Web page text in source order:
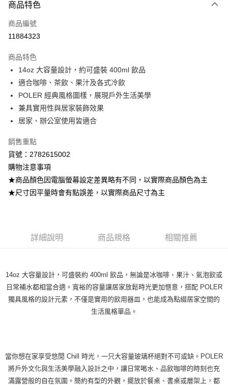
信用卡一次付款
超商取貨付款
Apple Pay
街口支付
悠遊付
ATM付款
全家取貨付款
每筆NT$80，滿NT$799(含以上)免運費
付款後全家取貨
每筆NT$80，滿NT$799(含以上)免運費
宅配
每筆NT$100，滿NT$799(含以上)免運費
商品特色
商品編號
11884323
商品特色
14oz 大容量設計，約可盛裝 400ml 飲品
適合咖啡、茶飲、果汁及各式冷飲
POLER 經典風格圖樣，展現戶外生活美學
兼具實用性與居家裝飾效果
居家、辦公室使用皆適合
銷售重點
貨號：2782615002
購物注意事項
★商品顏色因電腦螢幕設定差異略有不同，以實際商品顏色為主
★尺寸因平量時會有點誤差，以實際商品尺寸為主
詳細說明 商品規格 相關推薦
14oz 大容量設計，可盛裝約 400ml 飲品，無論是冰咖啡、果汁、氣泡飲或
日常補水都相當合適。寬裕的容量讓居家放鬆時光更加愜意，搭配 POLER
獨具風格的設計元素，不僅是實用的飲用器皿，也能成為點綴居家空間的
生活風格單品。
當你想在家享受悠閒 Chill 時光，一只大容量玻璃杯絕對不可或缺。POLER
將戶外文化與生活美學融入設計之中，讓日常喝水、品飲咖啡的時刻也充
滿露營般的自在氛圍。簡約有型的外觀，擺放於餐桌、書桌或層架上，都